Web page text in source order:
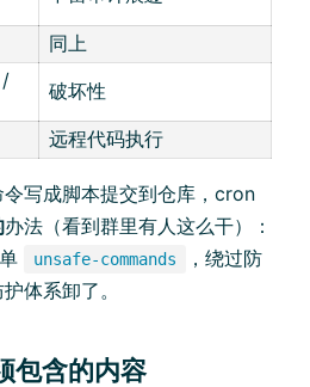
同上
/ 破坏性
远程代码执行
令写成脚本提交到仓库，cron
办法（看到群里有人这么干）：
unsafe-commands
，绕过防
体系卸了。
包含的内容